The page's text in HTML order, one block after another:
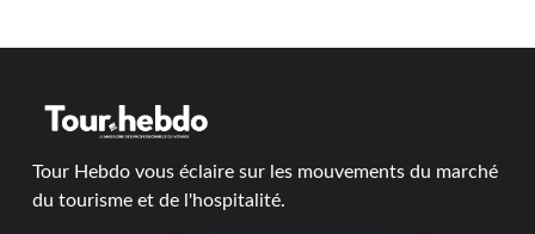
Tour Hebdo vous éclaire sur les mouvements du marché
du tourisme et de l'hospitalité.